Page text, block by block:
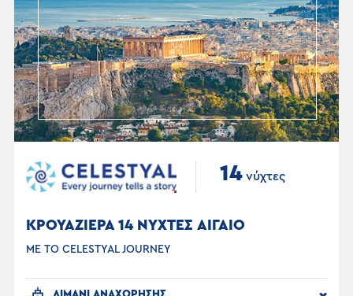
14 νύχτες
ΚΡΟΥΑΖΙΕΡΑ 14 ΝΥΧΤΕΣ ΑΙΓΑΙΟ
ΜΕ ΤΟ CELESTYAL JOURNEY